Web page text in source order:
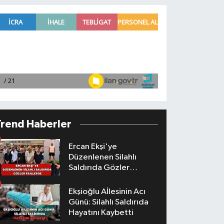
Haberler
Ercan Ekşi'ye
Düzenlenen Silahlı
Saldırıda Gözler
Ekşioğlu Aİlesinin Acı
Günü: Silahlı Saldırıda
Hayatını Kaybetti